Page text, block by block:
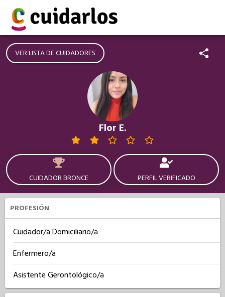
VER LISTA DE CUIDADORES
Flor E.
CUIDADOR BRONCE PERFIL VERIFICADO
PROFESIÓN
Cuidador/a Domiciliario/a
Enfermero/a
Asistente Gerontológico/a